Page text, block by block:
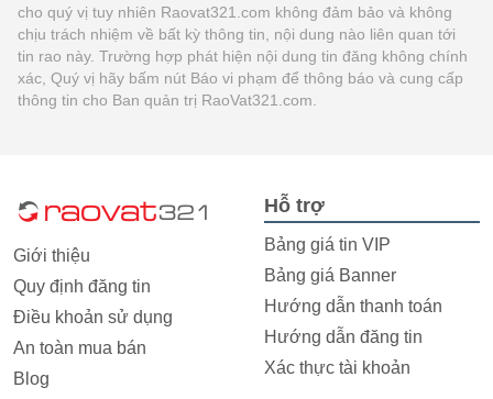
cho quý vị tuy nhiên Raovat321.com không đảm bảo và không
chịu trách nhiệm về bất kỳ thông tin, nội dung nào liên quan tới
tin rao này. Trường hợp phát hiện nội dung tin đăng không chính
xác, Quý vị hãy bấm nút Báo vi phạm để thông báo và cung cấp
thông tin cho Ban quản trị RaoVat321.com.
Giới thiệu
Quy định đăng tin
Điều khoản sử dụng
An toàn mua bán
Blog
Hỗ trợ
Bảng giá tin VIP
Bảng giá Banner
Hướng dẫn thanh toán
Hướng dẫn đăng tin
Xác thực tài khoản